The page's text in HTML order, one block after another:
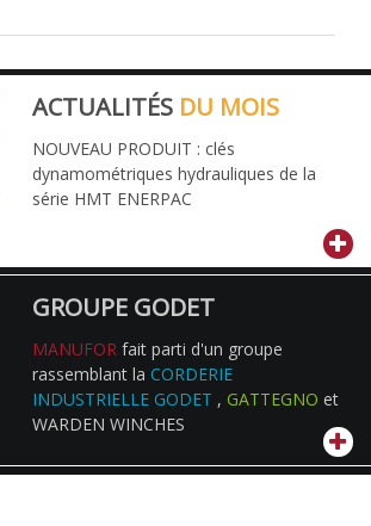
ACTUALITÉS DU MOIS
NOUVEAU PRODUIT : clés
dynamométriques hydrauliques de la
série HMT ENERPAC
GROUPE GODET
MANUFOR fait parti d'un groupe
rassemblant la CORDERIE
INDUSTRIELLE GODET , GATTEGNO et
WARDEN WINCHES